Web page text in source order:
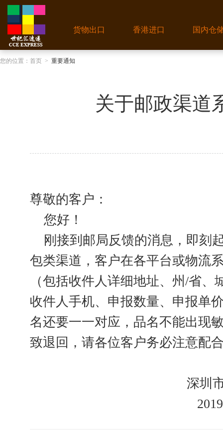
货物出口 香港进口 国内仓
您的位置： 首页 > 重要通知
关于邮政渠道
尊敬的客户：
您好！
刚接到邮局反馈的消息，即刻
包类渠道，客户在各平台或物流
（包括收件人详细地址、州 /省、
收件人手机、申报数量、申报单
名还要一一对应，品名不能出现
致退回，请各位客户务必注意配
深圳
2019-3-